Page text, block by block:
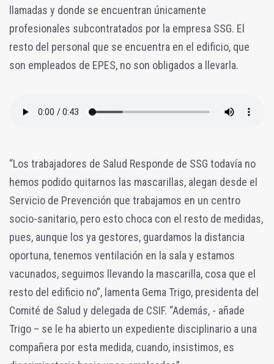
llamadas y donde se encuentran únicamente
profesionales subcontratados por la empresa SSG. El
resto del personal que se encuentra en el edificio, que
son empleados de EPES, no son obligados a llevarla.
“Los trabajadores de Salud Responde de SSG todavía no
hemos podido quitarnos las mascarillas, alegan desde el
Servicio de Prevención que trabajamos en un centro
socio-sanitario, pero esto choca con el resto de medidas,
pues, aunque los ya gestores, guardamos la distancia
oportuna, tenemos ventilación en la sala y estamos
vacunados, seguimos llevando la mascarilla, cosa que el
resto del edificio no”, lamenta Gema Trigo, presidenta del
Comité de Salud y delegada de CSIF. “Además, - añade
Trigo – se le ha abierto un expediente disciplinario a una
compañera por esta medida, cuando, insistimos, es